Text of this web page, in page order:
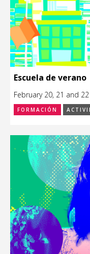
Escuela de verano
February 20, 21 and
FORMACIÓN